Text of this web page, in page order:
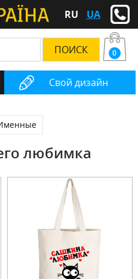
RU UA
Свой дизайн
0
любимка